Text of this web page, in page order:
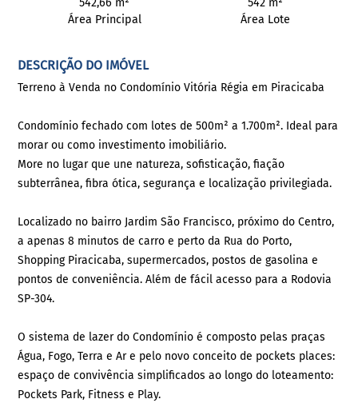
542,66 m²
Área Principal
542 m²
Área Lote
DESCRIÇÃO DO IMÓVEL
Terreno à Venda no Condomínio Vitória Régia em Piracicaba
Condomínio fechado com lotes de 500m² a 1.700m². Ideal para
morar ou como investimento imobiliário.
More no lugar que une natureza, sofisticação, fiação
subterrânea, fibra ótica, segurança e localização privilegiada.
Localizado no bairro Jardim São Francisco, próximo do Centro,
a apenas 8 minutos de carro e perto da Rua do Porto,
Shopping Piracicaba, supermercados, postos de gasolina e
pontos de conveniência. Além de fácil acesso para a Rodovia
SP-304.
O sistema de lazer do Condomínio é composto pelas praças
Água, Fogo, Terra e Ar e pelo novo conceito de pockets places:
espaço de convivência simplificados ao longo do loteamento:
Pockets Park, Fitness e Play.